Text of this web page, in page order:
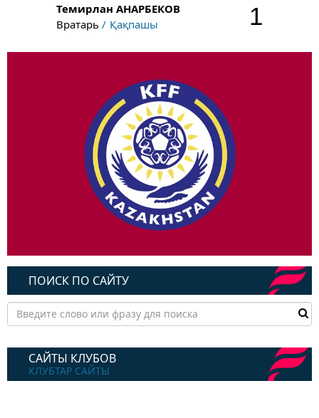
Темирлан АНАРБЕКОВ
Вратарь
Қақпашы 1
ПОИСК ПО САЙТУ
САЙТЫ КЛУБОВ
КЛУБТАР САЙТЫ